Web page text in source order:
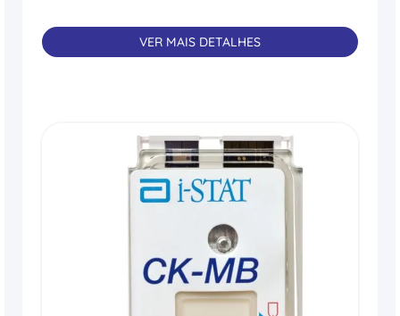
VER MAIS DETALHES